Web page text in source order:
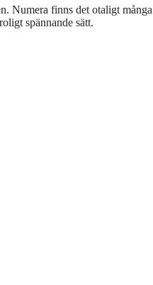
Numera finns det otaligt många
spännande sätt.